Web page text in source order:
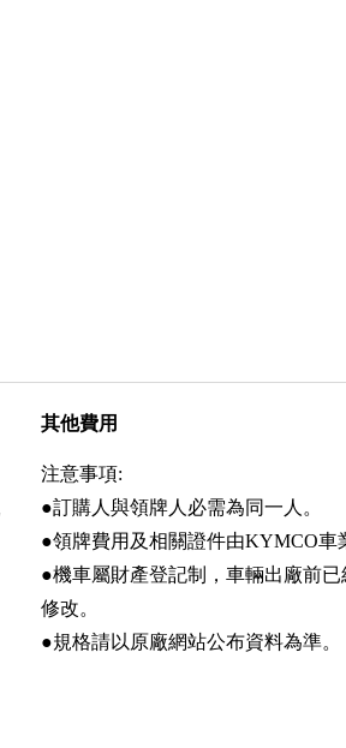
其他費用
注意事項:
●訂購人與領牌人必需為同一人。
●領牌費用及相關證件由KYMCO車
●機車屬財產登記制，車輛出廠前
修改。
●規格請以原廠網站公布資料為準。